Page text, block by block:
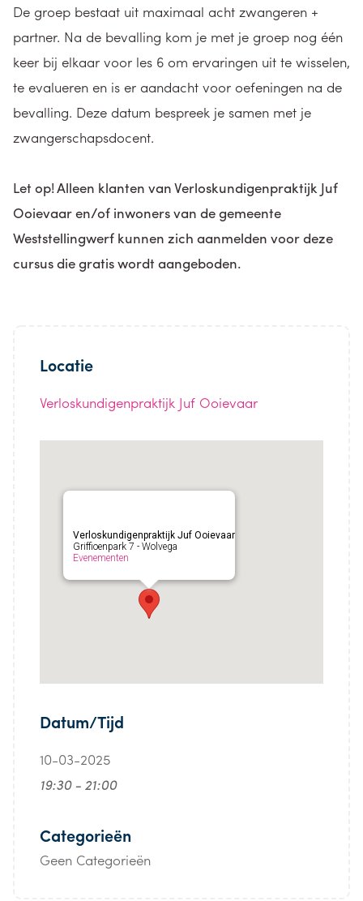
De groep bestaat uit maximaal acht zwangeren +
partner. Na de bevalling kom je met je groep nog één
keer bij elkaar voor les 6 om ervaringen uit te wisselen,
te evalueren en is er aandacht voor oefeningen na de
bevalling. Deze datum bespreek je samen met je
zwangerschapsdocent.
Let op! Alleen klanten van Verloskundigenpraktijk Juf
Ooievaar en/of inwoners van de gemeente
Weststellingwerf kunnen zich aanmelden voor deze
cursus die gratis wordt aangeboden.
Locatie
Verloskundigenpraktijk Juf Ooievaar
Verloskundigenpraktijk Juf Ooievaar
Griffioenpark 7 - Wolvega
Evenementen
Datum/Tijd
10-03-2025
19:30 - 21:00
Categorieën
Geen Categorieën